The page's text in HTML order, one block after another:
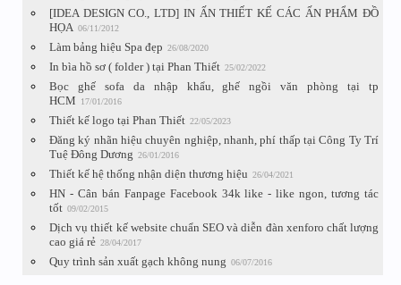
[IDEA DESIGN CO., LTD] IN ẤN THIẾT KẾ CÁC ẤN PHẨM ĐỒ
HỌA 06/11/2012
Làm bảng hiệu Spa đẹp 26/08/2020
In bìa hồ sơ ( folder ) tại Phan Thiết 25/02/2022
Bọc ghế sofa da nhập khẩu, ghế ngồi văn phòng tại tp
HCM
17/01/2016
Thiết kế logo tại Phan Thiết 22/05/2023
Đăng ký nhãn hiệu chuyên nghiệp, nhanh, phí thấp tại Công Ty Trí
Tuệ Đông Dương 26/01/2016
Thiết kế hệ thống nhận diện thương hiệu 26/04/2021
HN - Cân bán Fanpage Facebook 34k like - like ngon, tương tác
tốt 09/02/2015
Dịch vụ thiết kế website chuẩn SEO và diễn đàn xenforo chất lượng
cao giá rẻ 28/04/2017
Quy trình sản xuất gạch không nung 06/07/2016